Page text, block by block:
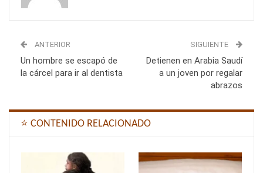
ANTERIOR
Un hombre se escapó de
la cárcel para ir al dentista
SIGUIENTE
Detienen en Arabia Saudí
a un joven por regalar
abrazos
⭐ CONTENIDO RELACIONADO